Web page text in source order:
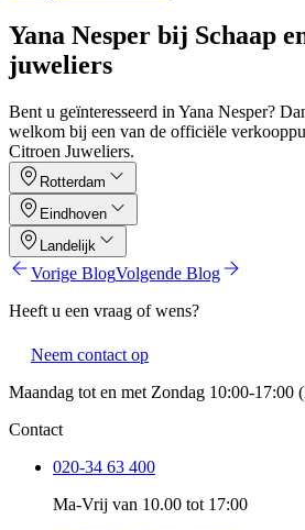
Yana Nesper bij Schaap
juweliers
Bent u geïnteresseerd in Yana Nesper?
welkom bij een van de officiële
Citroen Juweliers.
Rotterdam
Eindhoven
Landelijk
Vorige BlogVolgende Blog
Heeft u een vraag of wens?
Neem contact op
Maandag tot en met Zondag 10:00-17:00
Contact
020-34 63 400
Ma-Vrij van 10.00 tot 17:00